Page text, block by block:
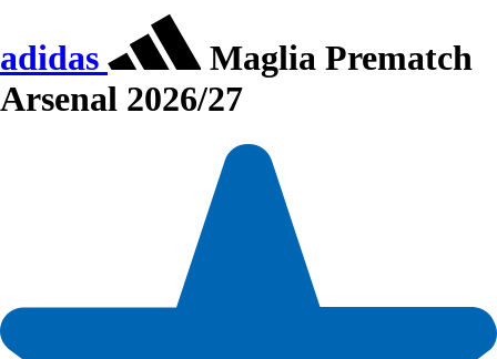
adidas
Maglia Prematch
Arsenal 2026/27